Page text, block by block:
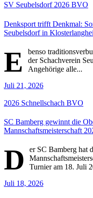
SV Seubelsdorf 2026 BVO
Denksport trifft Denkmal:
Seubelsdorf in
E
benso
der Schachverein
Angehörige alle...
Juli 21, 2026
2026 Schnellschach BVO
SC Bamberg gewinnt die
Mannschaftsmeisterschaft
D
er SC Bamberg hat
Turnier am 18. Juli
Juli 18, 2026